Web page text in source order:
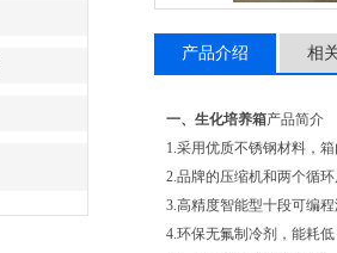
产品介绍 相
一、 生化培养箱产品简介
1.采用优质不锈钢材料，
2.品牌的压缩机和两个循
3.高精度智能型十段可编
4.环保无氟制冷剂，能耗